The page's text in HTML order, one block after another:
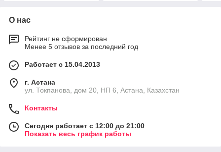
О нас
Рейтинг не сформирован
Менее 5 отзывов за последний год
Работает с 15.04.2013
г. Астана
ул. Токпанова, дом 20, НП 6, Астана, Казахстан
Контакты
Сегодня работает с 12:00 до 21:00
Показать весь график работы